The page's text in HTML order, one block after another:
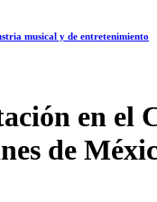
musical y de entretenimiento
en
de